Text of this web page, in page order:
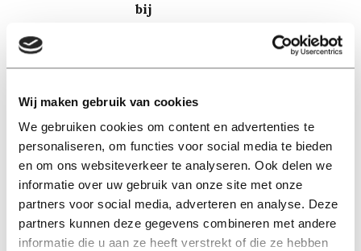
Wij maken gebruik van cookies
We gebruiken cookies om content en advertenties te
personaliseren, om functies voor social media te bieden
en om ons websiteverkeer te analyseren. Ook delen we
informatie over uw gebruik van onze site met onze
partners voor social media, adverteren en analyse. Deze
partners kunnen deze gegevens combineren met andere
informatie die u aan ze heeft verstrekt of die ze hebben
bij
Minor household accidents
04 mei 2023
Nieuws
LSVb: steeds meer
studentenhuizen verdwijnen
06 april 2023